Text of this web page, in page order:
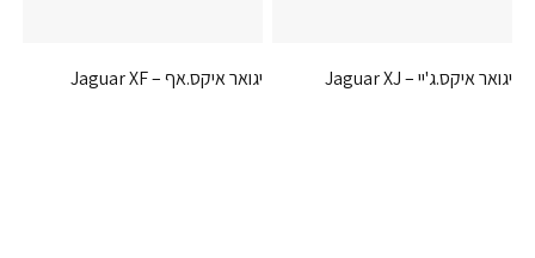
יגואר איקס.ג'יי – Jaguar XJ יגואר איקס.אף – Jaguar XF